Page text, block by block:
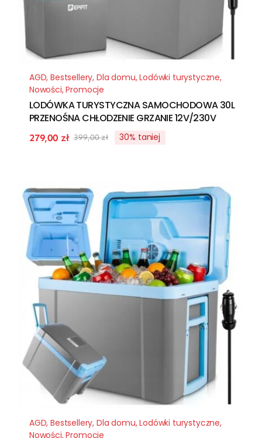
AGD,Bestsellery, Dla domu,Lodówki turystyczne,
Nowości,Promocje
LODÓWKA TURYSTYCZNA SAMOCHODOWA 30L
PRZENOŚNA CHŁODZENIE GRZANIE 12V/230V
399,00złPierwotna
279,00 zł
Aktualna
30% taniej
AGD,Bestsellery, Dla domu,Lodówki turystyczne,
Nowości,Promocje